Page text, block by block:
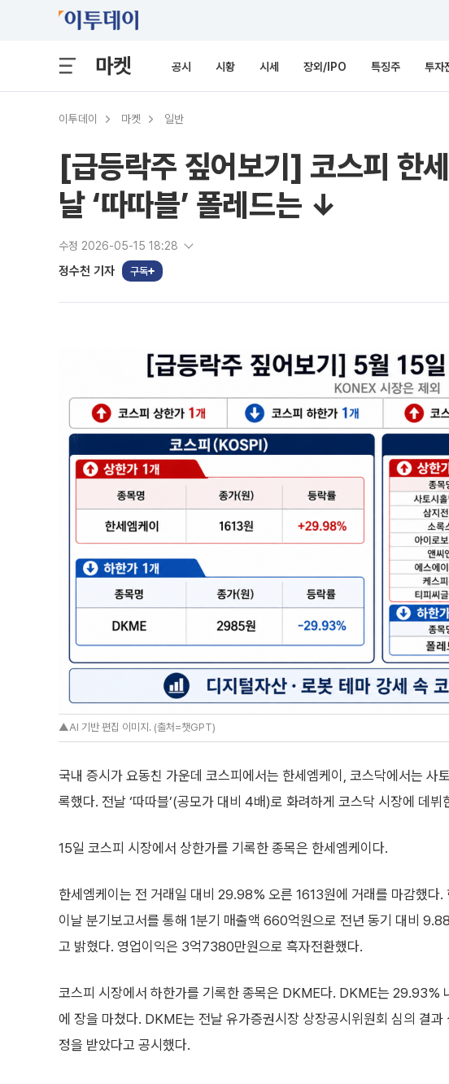
마켓 공시 시황 시세 장외/IPO 특징주 투자
이투데이 마켓 일반
[급등락주 짚어보기] 코스피 한
날 ‘따따블’ 폴레드는 ↓
수정 2026-05-15 18:28
정수천 기자 구독
▲AI 기반 편집 이미지. (출처=챗GPT)
국내 증시가 요동친 가운데 코스피에서는 한세엠케이, 코스닥에서는 사
록했다. 전날 ‘따따블’(공모가 대비 4배)로 화려하게 코스닥 시장에 데
15일 코스피 시장에서 상한가를 기록한 종목은 한세엠케이다.
한세엠케이는 전 거래일 대비 29.98% 오른 1613원에 거래를 마감했다.
이날 분기보고서를 통해 1분기 매출액 660억원으로 전년 동기 대비
고 밝혔다. 영업이익은 3억7380만원으로 흑자전환했다.
코스피 시장에서 하한가를 기록한 종목은 DKME다. DKME는 29.93%
에 장을 마쳤다. DKME는 전날 유가증권시장 상장공시위원회 심의 결과
정을 받았다고 공시했다.